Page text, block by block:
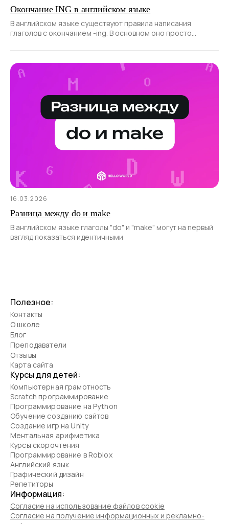
Окончание ING в английском языке
В английском языке существуют правила написания
глаголов с окончанием -ing. В основном оно просто
16.03.2026
Разница между do и make
В английском языке глаголы "do" и "make" могут на первый
взгляд показаться идентичными
Полезное:
Контакты
О школе
Блог
Преподаватели
Отзывы
Карта сайта
Курсы для детей:
Компьютерная грамотность
Scratch программирование
Программирование на Python
Обучение созданию сайтов
Создание игр на Unity
Ментальная арифметика
Курсы скорочтения
Программирование в Roblox
Английский язык
Графический дизайн
Репетиторы
Информация:
Согласие на использование файлов cookie
Согласие на получение информационных и рекламно-